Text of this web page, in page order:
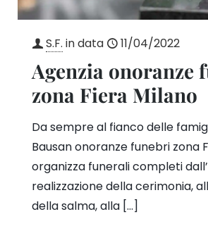
S.F. in data 11/04/2022
Agenzia onoranze
zona Fiera Milano
Da sempre al fianco delle
Bausan onoranze funebri zona
organizza funerali completi
realizzazione della cerimonia,
della salma, alla […]